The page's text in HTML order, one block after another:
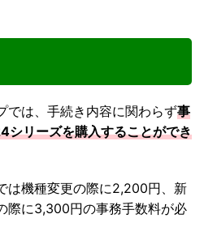
では、手続き内容に関わらず事
シリーズを購入することができ
は機種変更の際に2,200円、新
際に3,300円の事務手数料が必